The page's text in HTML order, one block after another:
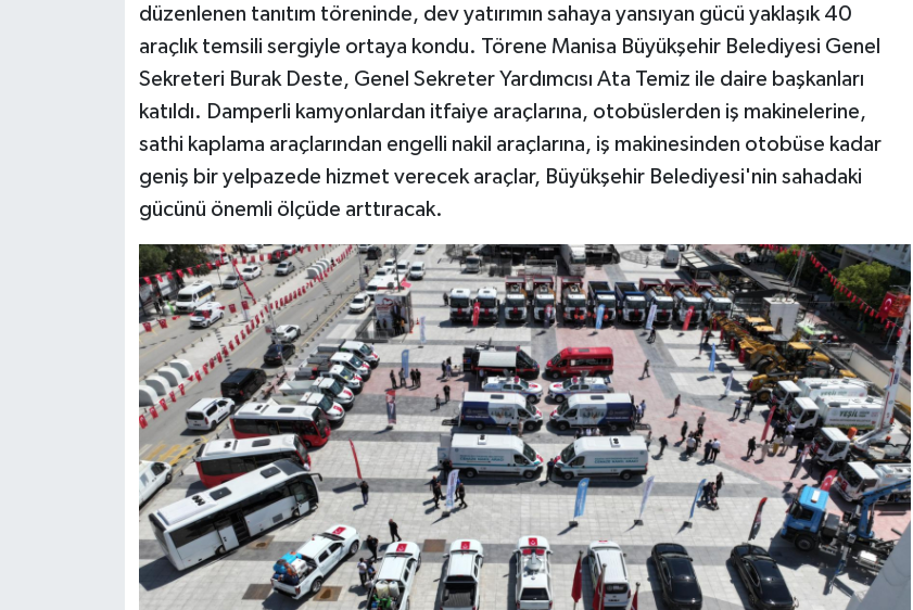
düzenlenen tanıtım töreninde, dev yatırımın sahaya yansıyan gücü yaklaşık 40
araçlık temsili sergiyle ortaya kondu. Törene Manisa Büyükşehir Belediyesi Genel
Sekreteri Burak Deste, Genel Sekreter Yardımcısı Ata Temiz ile daire başkanları
katıldı. Damperli kamyonlardan itfaiye araçlarına, otobüslerden iş makinelerine,
sathi kaplama araçlarından engelli nakil araçlarına, iş makinesinden otobüse kadar
geniş bir yelpazede hizmet verecek araçlar, Büyükşehir Belediyesi'nin sahadaki
gücünü önemli ölçüde arttıracak.